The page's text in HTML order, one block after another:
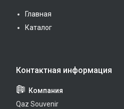
Главная
Каталог
Qaz Souvenir